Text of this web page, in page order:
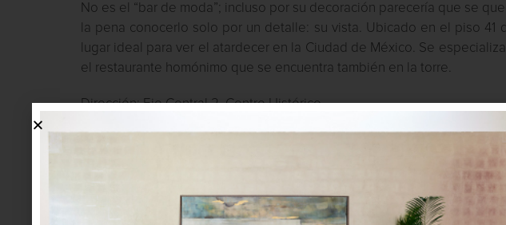
No es el “bar de moda”; incluso por su decoración parecería que se
la pena conocerlo solo por un detalle: su vista. Ubicado en el piso 41
lugar ideal para ver el atardecer en la Ciudad de México. Se
el restaurante homónimo que se encuentra también en la torre.
Dirección: Eje Central 2, Centro Histórico
Domingos, lunes y martes de 09:00 a 21:00hrs., miércoles de 09:00